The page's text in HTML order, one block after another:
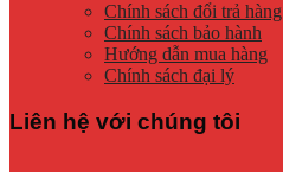
Chính sách đổi trả hàng
Chính sách bảo hành
Hướng dẫn mua hàng
Chính sách đại lý
Liên hệ với chúng tôi